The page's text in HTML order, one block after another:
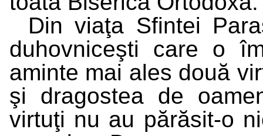
Din viaţa Sfintei
duhovniceşti care o
aminte mai ales două
şi dragostea de
virtuţi nu au părăsit-o